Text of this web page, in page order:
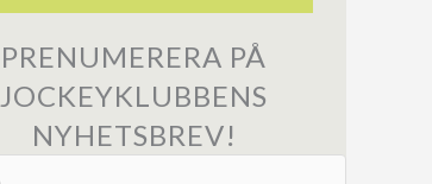
PRENUMERERA PÅ
JOCKEYKLUBBENS
NYHETSBREV!